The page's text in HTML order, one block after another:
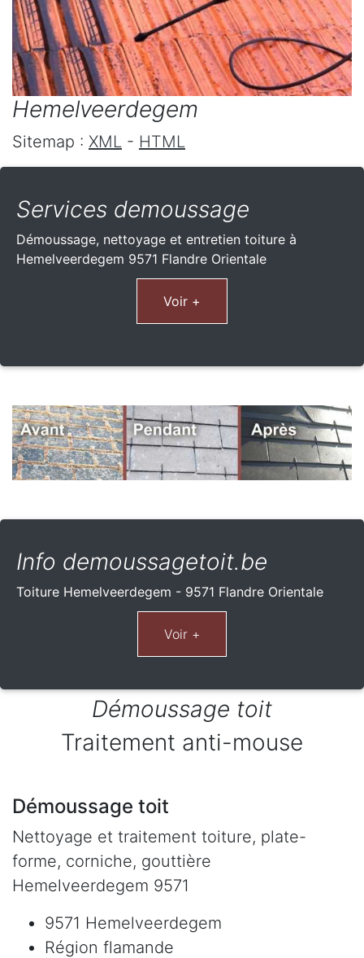
Hemelveerdegem
Sitemap : XML - HTML
Services demoussage
Démoussage, nettoyage et entretien toiture à
Hemelveerdegem 9571 Flandre Orientale
Voir +
Info demoussagetoit.be
Toiture Hemelveerdegem - 9571 Flandre Orientale
Démoussage toit
Traitement anti-mouse
Démoussage toit
Nettoyage et traitement toiture, plate-
forme, corniche, gouttière
Hemelveerdegem 9571
9571 Hemelveerdegem
Région flamande